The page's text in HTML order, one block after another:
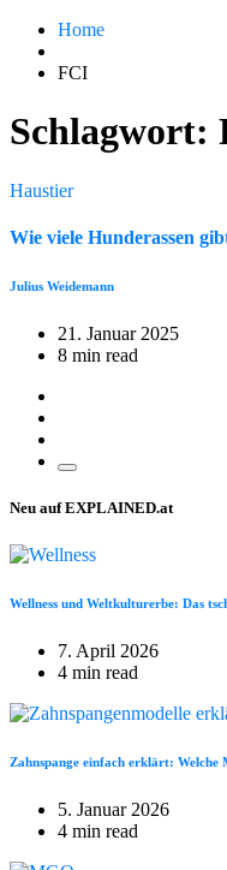
Home
FCI
Schlagwort:
Haustier
Wie viele Hunderassen
Julius Weidemann
21. Januar 2025
8 min read
Neu auf EXPLAINED.at
Wellness und Weltkulturerbe: Das
7. April 2026
4 min read
Zahnspange einfach erklärt: Welche
5. Januar 2026
4 min read